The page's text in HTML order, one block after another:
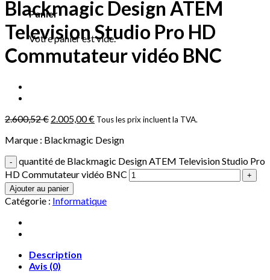
Panier
Votre panier est vide.
Blackmagic Design ATEM
Television Studio Pro HD
Commutateur vidéo BNC
2.600,52€ 2.005,00€ Tous les prix incluent la TVA.
Marque : Blackmagic Design
quantité de Blackmagic Design ATEM Television Studio Pro
HD Commutateur vidéo BNC
Ajouter au panier
Catégorie : Informatique
Description
Avis (0)